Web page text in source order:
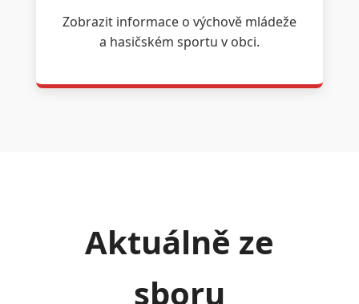
Zobrazit informace o výchově mládeže
a hasičském sportu v obci.
Aktuálně ze
sboru